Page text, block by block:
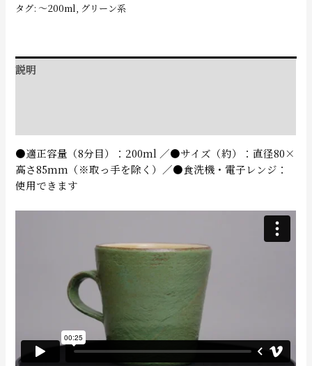
タグ:〜200ml グリーン系
説明
●適正容量（8分目）：200ml ／●サイズ（約）：直径80×
高さ85mm（※取っ手を除く）／●食洗機・電子レンジ：
使用できます